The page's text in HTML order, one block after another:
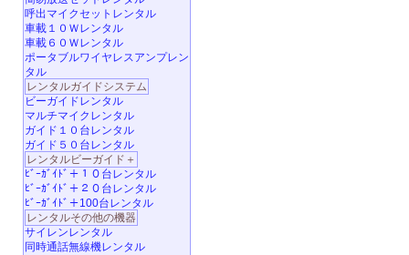
呼出マイクセットレンタル
車載１０Ｗレンタル
車載６０Ｗレンタル
ポータブルワイヤレスアンプレン
タル
レンタルガイドシステム
ビーガイドレンタル
マルチマイクレンタル
ガイド１０台レンタル
ガイド５０台レンタル
レンタルビーガイド＋
ﾋﾞｰｶﾞｲﾄﾞ＋１０台レンタル
ﾋﾞｰｶﾞｲﾄﾞ＋２０台レンタル
ﾋﾞｰｶﾞｲﾄﾞ＋100台レンタル
レンタルその他の機器
サイレンレンタル
同時通話無線機レンタル